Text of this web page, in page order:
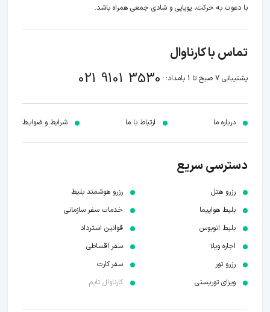
با دعوت به حرکت، پویایی و شادی جمعی همراه باشد.
تماس با کارناوال
پشتیبانی 7 صبح تا 1 بامداد: 021 9101 3530
درباره ما ارتباط با ما شرایط و ضوابـط
دسترسی سریع
رزرو هتل
بلیط هواپیما
بلیط اتوبوس
اجاره ویلا
رزرو تور
ویزای توریستی
رزرو هوشمند بلیط
خدمات سفر سازمانی
قوانین استرداد
سفر اقساطی
سفر کارت
کارناوال تایم